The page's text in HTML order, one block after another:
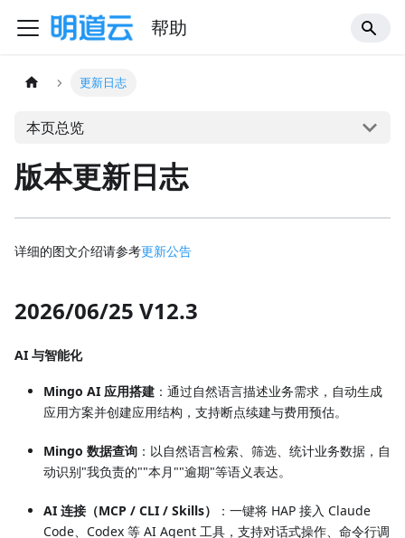
帮助
更新日志
本页总览
版本更新日志
详细的图文介绍请参考更新公告
2026/06/25 V12.3
AI 与智能化
Mingo AI 应用搭建 ：通过自然语言描述业务需求，自动生成
应用方案并创建应用结构，支持断点续建与费用预估。
Mingo 数据查询 ：以自然语言检索、筛选、统计业务数据，自
动识别"我负责的""本月""逾期"等语义表达。
AI 连接（MCP / CLI / Skills）
：一键将 HAP 接入 Claude
Code、Codex 等 AI Agent 工具，支持对话式操作、命令行调